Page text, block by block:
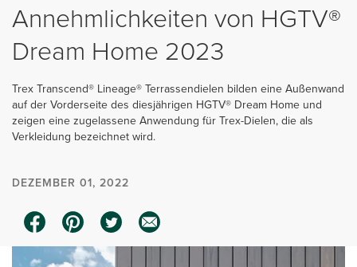
Annehmlichkeiten von HGTV®
Dream Home 2023
Trex Transcend® Lineage® Terrassendielen bilden eine Außenwand
auf der Vorderseite des diesjährigen HGTV® Dream Home und
zeigen eine zugelassene Anwendung für Trex-Dielen, die als
Verkleidung bezeichnet wird.
DEZEMBER 01, 2022